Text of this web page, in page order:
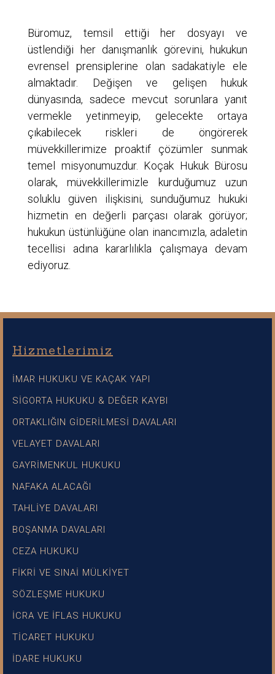
Büromuz, temsil ettiği her dosyayı ve
üstlendiği her danışmanlık görevini, hukukun
evrensel prensiplerine olan sadakatiyle ele
almaktadır. Değişen ve gelişen hukuk
dünyasında, sadece mevcut sorunlara yanıt
vermekle yetinmeyip, gelecekte ortaya
çıkabilecek riskleri de öngörerek
müvekkillerimize proaktif çözümler sunmak
temel misyonumuzdur. Koçak Hukuk Bürosu
olarak, müvekkillerimizle kurduğumuz uzun
soluklu güven ilişkisini, sunduğumuz hukuki
hizmetin en değerli parçası olarak görüyor;
hukukun üstünlüğüne olan inancımızla, adaletin
tecellisi adına kararlılıkla çalışmaya devam
ediyoruz.
Hizmetlerimiz
İMAR HUKUKU VE KAÇAK YAPI
SİGORTA HUKUKU & DEĞER KAYBI
ORTAKLIĞIN GİDERİLMESİ DAVALARI
VELAYET DAVALARI
GAYRİMENKUL HUKUKU
NAFAKA ALACAĞI
TAHLİYE DAVALARI
BOŞANMA DAVALARI
CEZA HUKUKU
FİKRİ VE SINAİ MÜLKİYET
SÖZLEŞME HUKUKU
İCRA VE İFLAS HUKUKU
TİCARET HUKUKU
İDARE HUKUKU